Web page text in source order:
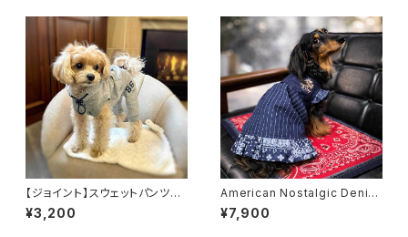
【ジョイント】スウェットパンツは
アスレチックフーディとセットで
着たい
¥3,200
American Nostalgic Denim
Dress
¥7,900